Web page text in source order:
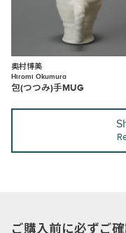
奥村博美
Hiromi Okumura
包(つつみ)手MUG
ご購入前に必ずご